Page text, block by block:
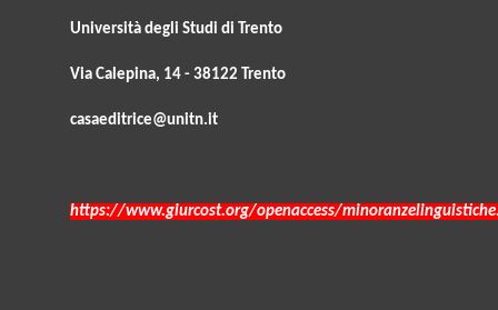
Università degli Studi di Trento
Via Calepina, 14 - 38122 Trento
casaeditrice@unitn.it
https://www.giurcost.org/openaccess/